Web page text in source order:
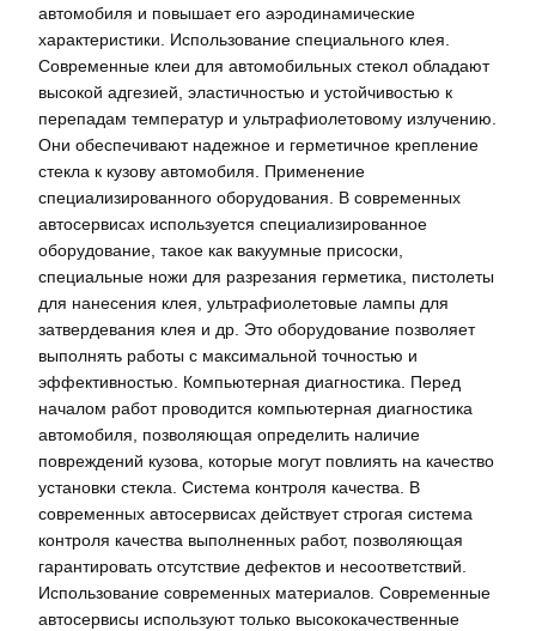
автомобиля и повышает его аэродинамические
характеристики. Использование специального клея.
Современные клеи для автомобильных стекол обладают
высокой адгезией, эластичностью и устойчивостью к
перепадам температур и ультрафиолетовому излучению.
Они обеспечивают надежное и герметичное крепление
стекла к кузову автомобиля. Применение
специализированного оборудования. В современных
автосервисах используется специализированное
оборудование, такое как вакуумные присоски,
специальные ножи для разрезания герметика, пистолеты
для нанесения клея, ультрафиолетовые лампы для
затвердевания клея и др. Это оборудование позволяет
выполнять работы с максимальной точностью и
эффективностью. Компьютерная диагностика. Перед
началом работ проводится компьютерная диагностика
автомобиля, позволяющая определить наличие
повреждений кузова, которые могут повлиять на качество
установки стекла. Система контроля качества. В
современных автосервисах действует строгая система
контроля качества выполненных работ, позволяющая
гарантировать отсутствие дефектов и несоответствий.
Использование современных материалов. Современные
автосервисы используют только высококачественные